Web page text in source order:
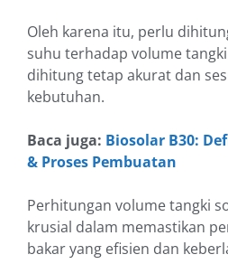
Oleh karena itu, perlu
suhu terhadap volume
dihitung tetap akurat dan
kebutuhan.
Baca juga: Biosolar B30:
& Proses Pembuatan
Perhitungan volume tangki
krusial dalam memastikan
bakar yang efisien dan